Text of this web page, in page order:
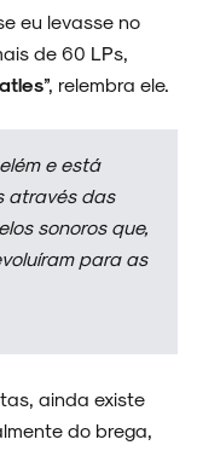
eu levasse no
de 60 LPs,
”, relembra ele.
e está
através das
sonoros que,
para as
ainda existe
do brega,